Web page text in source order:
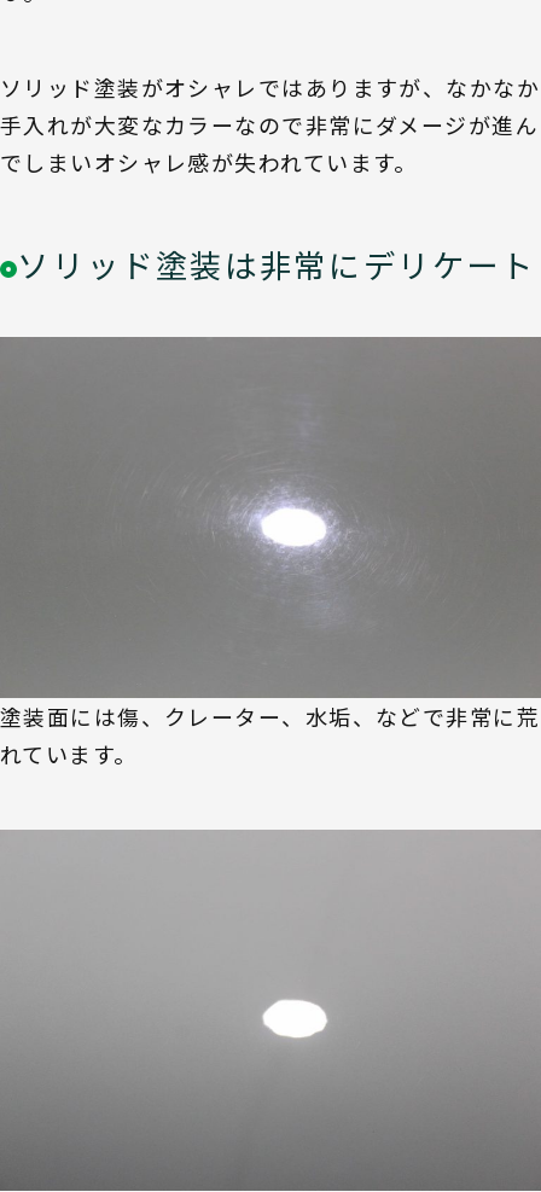
ソリッド塗装がオシャレではありますが、なかなか
手入れが大変なカラーなので非常にダメージが進ん
でしまいオシャレ感が失われています。
ソリッド塗装は非常にデリケート
塗装面には傷、クレーター、水垢、などで非常に荒
れています。